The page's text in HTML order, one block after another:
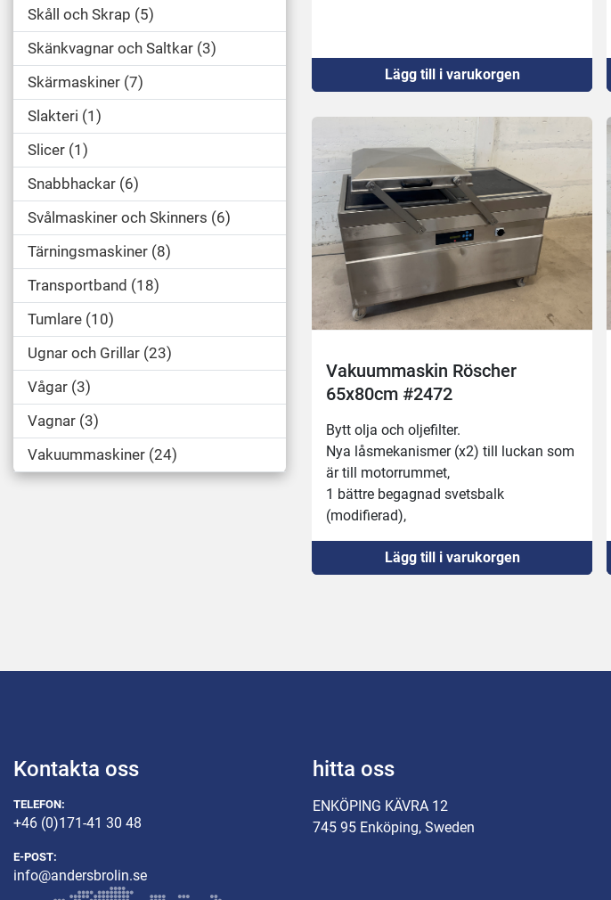
Skåll och Skrap 5
Skänkvagnar och Saltkar 3
Skärmaskiner 7
Slakteri 1
Slicer 1
Snabbhackar 6
Svålmaskiner och Skinners 6
Tärningsmaskiner 8
Transportband
18
Tumlare 10
Ugnar och Grillar 23
Vågar 3
Vagnar 3
Vakuummaskiner 24
Lägg till i varukorgen
Vakuummaskin Röscher
65x80cm #2472
Bytt olja och oljefilter.
Nya låsmekanismer (x2) till luckan som
är till motorrummet,
1 bättre begagnad svetsbalk
(modifierad),
Nya svetstrådar och tejp på
svetsbalkarna,
Nya kontakter fram till svetsbalken
Lägg till i varukorgen
Kontakta oss
TELEFON:
+46 (0)171-41 30 48
E-POST:
info@andersbrolin.se
hitta oss
ENKÖPING KÄVRA 12
745 95 Enköping, Sweden